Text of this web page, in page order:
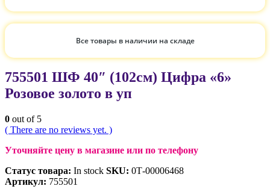
Все товары в наличии на складе
755501 ШФ 40″ (102см) Цифра «6»
Розовое золото в уп
0 out of 5
( There are no reviews yet. )
Уточняйте цену в магазине или по телефону
Статус товара: In stock SKU: 0Т-00006468
Артикул: 755501